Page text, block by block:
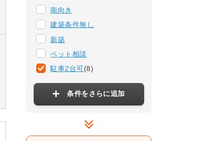
南向き
建築条件無し
新築
ペット相談
駐車2台可(8)
条件をさらに追加